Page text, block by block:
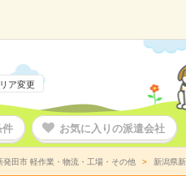
ア変更
件 お気に入りの派遣会社
発田市 軽作業・物流・工場・その他 新潟県